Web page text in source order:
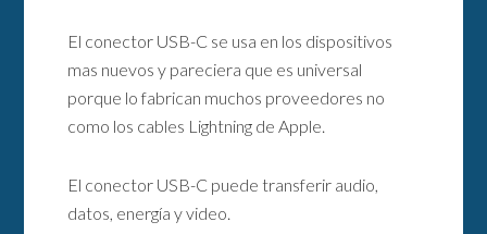
El conector USB-C se usa en los dispositivos
mas nuevos y pareciera que es universal
porque lo fabrican muchos proveedores no
como los cables Lightning de Apple.
El conector USB-C puede transferir audio,
datos, energía y video.